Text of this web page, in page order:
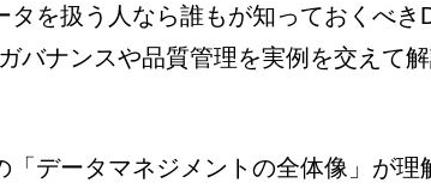
を扱う人なら誰もが知っておくべき
バナンスや品質管理を実例を交えて
データマネジメントの全体像」が理